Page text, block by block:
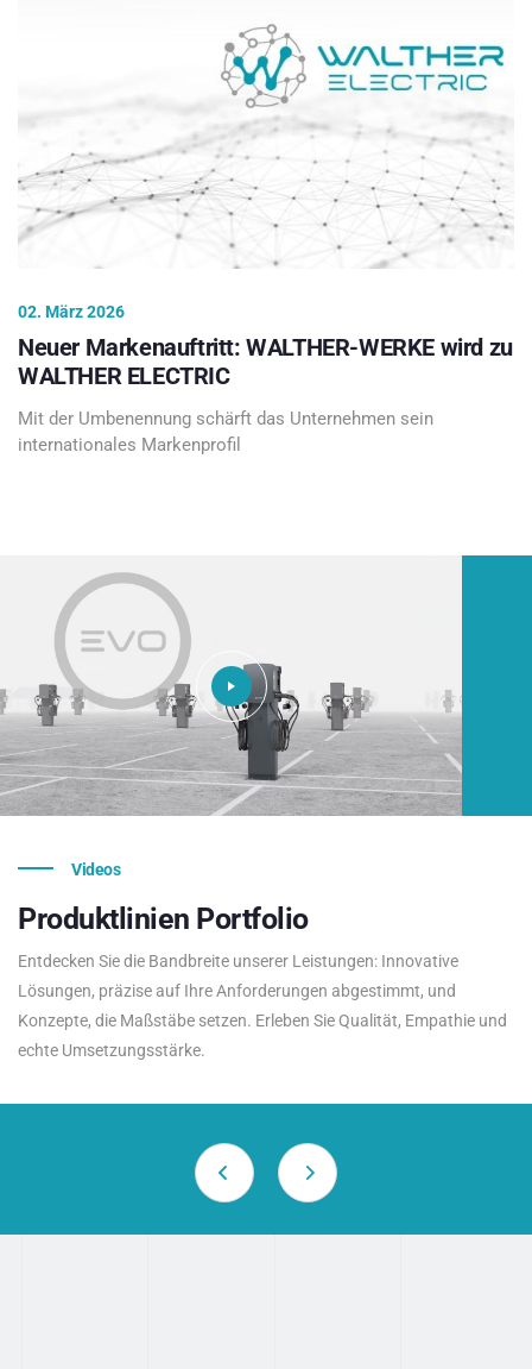
02. März 2026
Neuer Markenauftritt: WALTHER-WERKE wird zu
WALTHER ELECTRIC
Mit der Umbenennung schärft das Unternehmen sein
internationales Markenprofil
Videos
Produktlinien Portfolio
Entdecken Sie die Bandbreite unserer Leistungen: Innovative
Lösungen, präzise auf Ihre Anforderungen abgestimmt, und
Konzepte, die Maßstäbe setzen. Erleben Sie Qualität, Empathie und
echte Umsetzungsstärke.